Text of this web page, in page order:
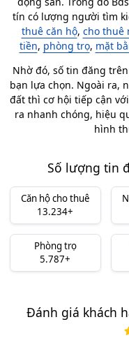
tín có lượng người tìm
thuê căn hộ, cho thuê
tiền, phòng trọ, mặt
Nhờ đó, số tin đăng
bạn lựa chọn. Ngoài ra,
đất thì cơ hội tiếp cận
ra nhanh chóng, hiệu
hình
Số lượng tin
Căn hộ cho thuê
13.234+
Phòng trọ
5.787+
Đánh giá khách